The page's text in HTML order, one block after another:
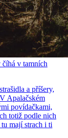
v tamních
a příšery,
Apalačském
povídačkami,
totiž podle nich
mají strach i ti